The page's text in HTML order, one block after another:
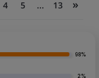
4 5 ... 13 »
98%
2%